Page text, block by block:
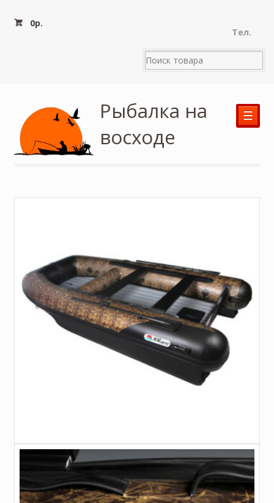
Тел.
0р.
Рыбалка на
восходе
☰